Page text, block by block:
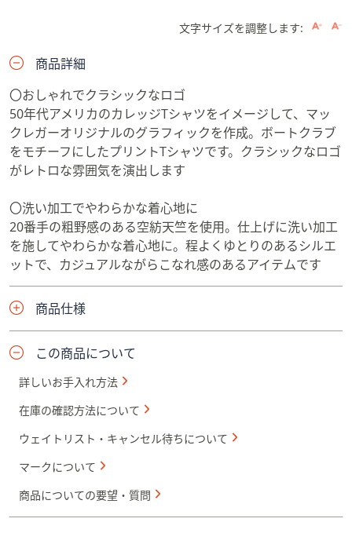
文字サイズを調整します:
商品詳細
〇おしゃれでクラシックなロゴ
50年代アメリカのカレッジTシャツをイメージして、マッ
クレガーオリジナルのグラフィックを作成。ボートクラブ
をモチーフにしたプリントTシャツです。クラシックなロゴ
がレトロな雰囲気を演出します
〇洗い加工でやわらかな着心地に
20番手の粗野感のある空紡天竺を使用。仕上げに洗い加工
を施してやわらかな着心地に。程よくゆとりのあるシルエ
ットで、カジュアルながらこなれ感のあるアイテムです
商品仕様
この商品について
詳しいお手入れ方法
在庫の確認方法について
ウェイトリスト・キャンセル待ちについて
マークについて
商品についての要望・質問